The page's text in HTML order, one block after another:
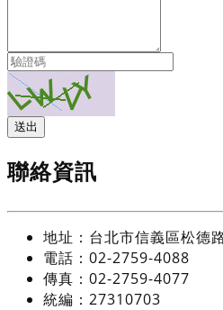
送出
聯絡資訊
地址：台北市信義區松德
電話：02-2759-4088
傳真：02-2759-4077
統編：27310703